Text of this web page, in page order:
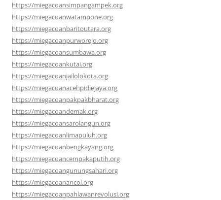
https://miegacoansimpangampek.org
https://miegacoanwatampone.org
https://miegacoanbaritoutara.org
https://miegacoanpurworejo.org
https://miegacoansumbawa.org
https://miegacoankutai.org
https://miegacoanjailolokota.org
https://miegacoanacehpidiejaya.org
https://miegacoanpakpakbharat.org
https://miegacoandemak.org
https://miegacoansarolangun.org
https://miegacoanlimapuluh.org
https://miegacoanbengkayang.org
https://miegacoancempakaputih.org
https://miegacoangunungsahari.org
https://miegacoanancol.org
https://miegacoanpahlawanrevolusi.org